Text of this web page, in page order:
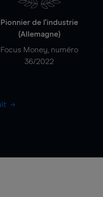
Pionnier de l'industrie
(Allemagne)
Focus Money, numéro
36/2022